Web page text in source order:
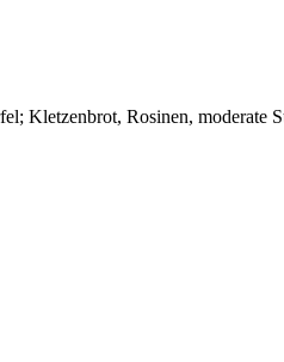
Rosinen, moderate